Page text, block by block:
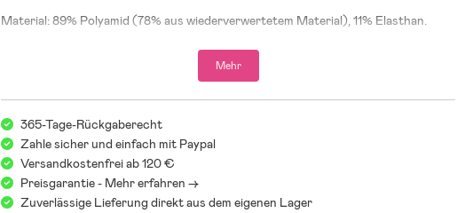
Material: 89% Polyamid (78% aus wiederverwertetem Material), 11% Elasthan.
Pflegehinweis: Bei 40°C maschinenwaschbar.
Hilfe bei der Größenfindung für Deinen Boob Still-BH findest Du auf
boobdesign.de!
Mehr
365-Tage-Rückgaberecht
Zahle sicher und einfach mit Paypal
Versandkostenfrei ab 120 €
Preisgarantie - Mehr erfahren ->
Zuverlässige Lieferung direkt aus dem eigenen Lager